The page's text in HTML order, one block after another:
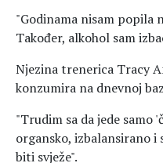
"Godinama nisam popila
Također, alkohol sam
Njezina trenerica Tracy
konzumira na dnevnoj
"Trudim sa da jede samo
organsko, izbalansirano i
biti svježe".